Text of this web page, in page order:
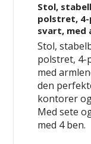
Stol,
polstret,
svart, med
Stol,
polstret, 4-
med
den
kontorer
Med sete
med 4 ben.